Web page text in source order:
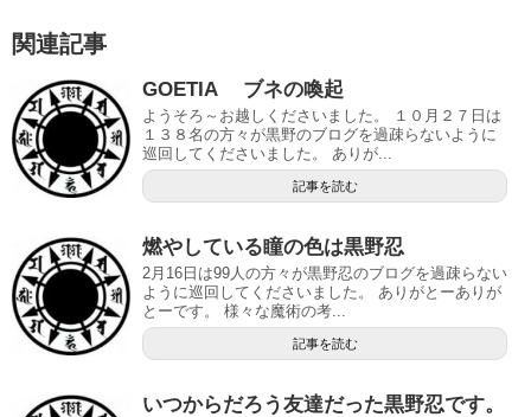
関連記事
GOETIA ブネの喚起
ようそろ～お越しくださいました。 １０月２７日は
１３８名の方々が黒野のブログを過疎らないように
巡回してくださいました。 ありが...
記事を読む
燃やしている瞳の色は黒野忍
2月16日は99人の方々が黒野忍のブログを過疎らない
ように巡回してくださいました。 ありがとーありが
とーです。 様々な魔術の考...
記事を読む
いつからだろう友達だった黒野忍です。